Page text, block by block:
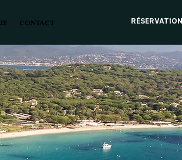
CONTACT RÉSERVATION